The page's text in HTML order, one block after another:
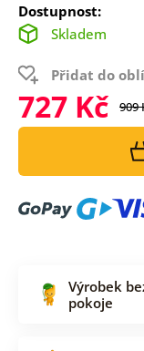
Dostupnost:
Skladem
Přidat do
727 Kč 909
Výrobek
pokoje